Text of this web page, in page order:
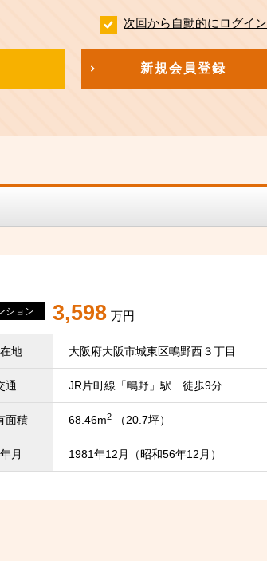
次回から自動的にログイン
新規会員登録
ション 3,598 万円
地 大阪府大阪市城東区鴫野西３丁目
通 JR片町線「鴫野」駅 徒歩9分
面積 68.46m2 （20.7坪）
月 1981年12月（昭和56年12月）